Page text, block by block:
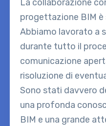
La collaborazione
progettazione BIM
Abbiamo lavorato
durante tutto il
comunicazione
risoluzione di
Sono stati davvero
una profonda
BIM e una grande